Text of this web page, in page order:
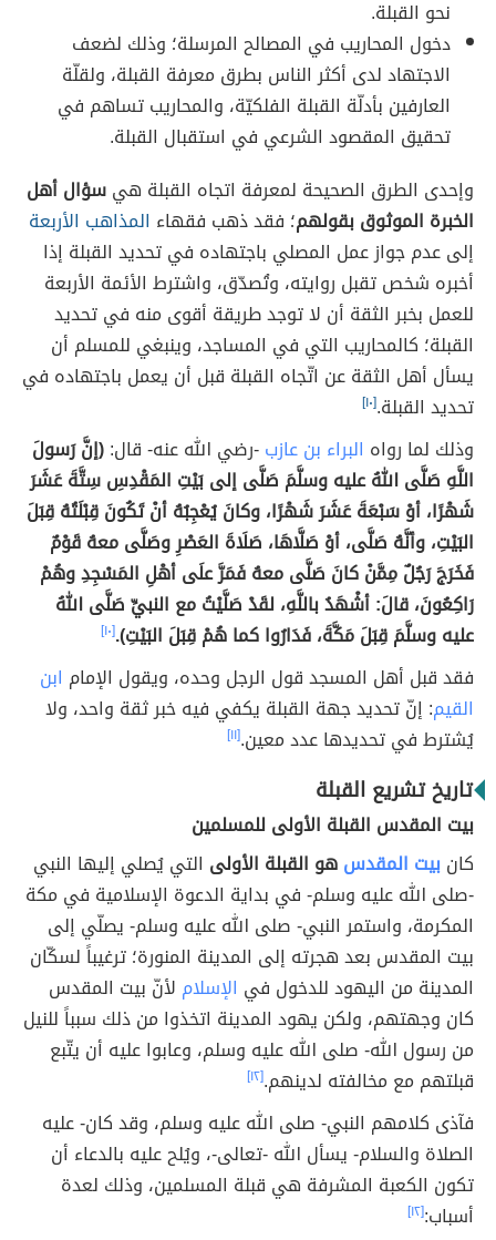
نحو القبلة.
دخول المحاريب في المصالح المرسلة؛ وذلك لضعف
الاجتهاد لدى أكثر الناس بطرق معرفة القبلة، ولقلّة
العارفين بأدلّة القبلة الفلكيّة، والمحاريب تساهم في
تحقيق المقصود الشرعي في استقبال القبلة.
وإحدى الطرق الصحيحة لمعرفة اتجاه القبلة هيسؤال أهل
الخبرة الموثوق بقولهم؛ فقد ذهب فقهاء المذاهب الأربعة
إلى عدم جواز عمل المصلي باجتهاده في تحديد القبلة إذا
أخبره شخص تقبل روايته، وتُصدّق، واشترط الأئمة الأربعة
للعمل بخبر الثقة أن لا توجد طريقة أقوى منه في تحديد
القبلة؛ كالمحاريب التي في المساجد، وينبغي للمسلم أن
يسأل أهل الثقة عن اتّجاه القبلة قبل أن يعمل باجتهاده في
تحديد القبلة.[١٠]
وذلك لما رواه البراء بن عازب-رضي الله عنه- قال:(إنَّ رَسولَ
اللَّهِ صَلَّى اللهُ عليه وسلَّمَ صَلَّى إلى بَيْتِ المَقْدِسِ سِتَّةَ عَشَرَ
شَهْرًا، أوْ سَبْعَةَ عَشَرَ شَهْرًا، وكانَ يُعْجِبُهُ أنْ تَكُونَ قِبْلَتُهُ قِبَلَ
البَيْتِ، وأنَّهُ صَلَّى، أوْ صَلَّاهَا، صَلَاةَ العَصْرِ وصَلَّى معهُ قَوْمٌ
فَخَرَجَ رَجُلٌ مِمَّنْ كانَ صَلَّى معهُ فَمَرَّ علَى أهْلِ المَسْجِدِ وهُمْ
رَاكِعُونَ، قالَ: أشْهَدُ باللَّهِ، لقَدْ صَلَّيْتُ مع النبيِّ صَلَّى اللهُ
عليه وسلَّمَ قِبَلَ مَكَّةَ، فَدَارُوا كما هُمْ قِبَلَ البَيْتِ).[١٠]
فقد قبل أهل المسجد قول الرجل وحده، ويقول الإمام ابن
القيم: إنّ تحديد جهة القبلة يكفي فيه خبر ثقة واحد، ولا
يُشترط في تحديدها عدد معين.[١١]
تاريخ تشريع القبلة
بيت المقدس القبلة الأولى للمسلمين
كانبيت المقدسهو القبلة الأولى التي يُصلي إليها النبي
-صلى الله عليه وسلم- في بداية الدعوة الإسلامية في مكة
المكرمة، واستمر النبي- صلى الله عليه وسلم- يصلّي إلى
بيت المقدس بعد هجرته إلى المدينة المنورة؛ ترغيباً لسكّان
المدينة من اليهود للدخول في الإسلام لأنّ بيت المقدس
كان وجهتهم، ولكن يهود المدينة اتخذوا من ذلك سبباً للنيل
من رسول الله- صلى الله عليه وسلم، وعابوا عليه أن يتّبع
قبلتهم مع مخالفته لدينهم.[١٢]
فآذى كلامهم النبي- صلى الله عليه وسلم، وقد كان- عليه
الصلاة والسلام- يسأل الله -تعالى-، ويُلح عليه بالدعاء أن
تكون الكعبة المشرفة هي قبلة المسلمين، وذلك لعدة
أسباب:[١٢]